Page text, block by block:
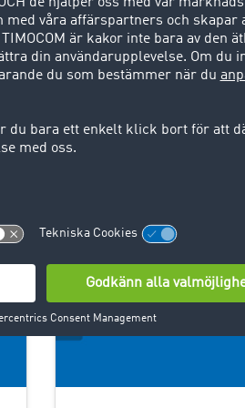
applikationen